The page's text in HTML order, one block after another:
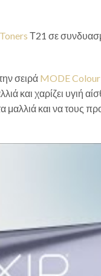
Toners Τ21 σε
σειρά MODE
και χαρίζει υγιή
μαλλιά και να τους